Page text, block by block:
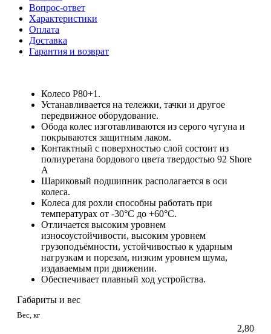
Вопрос-ответ
Характеристики
Оплата
Доставка
Гарантия и возврат
Колесо P80+1.
Устанавливается на тележки, тачки и другое
передвижное оборудование.
Обода колес изготавливаются из серого чугуна и
покрываются защитным лаком.
Контактный с поверхностью слой состоит из
полиуретана бордового цвета твердостью 92 Shore
A
Шариковый подшипник располагается в оси
колеса.
Колеса для рохли способны работать при
температурах от -30°С до +60°С.
Отличается высоким уровнем
износоустойчивости, высоким уровнем
грузоподъёмности, устойчивостью к ударным
нагрузкам и порезам, низким уровнем шума,
издаваемым при движении.
Обеспечивает плавный ход устройства.
Габариты и вес
Вес, кг
2,80